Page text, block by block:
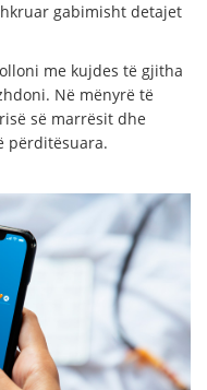
gabimisht detajet
me kujdes të gjitha
Në mënyrë të
së marrësit dhe
përditësuara.